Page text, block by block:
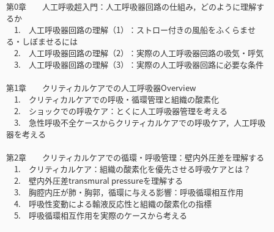
第0章 人工呼吸超入門：人工呼吸器回路の仕組み，どのように理解す
るか
1. 人工呼吸器回路の理解（1）：ストロー付きの風船をふくらませ
る・しぼませるには
2. 人工呼吸器回路の理解（2）：実際の人工呼吸器回路の吸気・呼気
3. 人工呼吸器回路の理解（3）：実際の人工呼吸器回路に必要な条件
第1章 クリティカルケアでの人工呼吸器Overview
1. クリティカルケアでの呼吸・循環管理と組織の酸素化
2. ショックでの呼吸ケア：とくに人工呼吸器管理を考える
3. 急性呼吸不全ケースからクリティカルケアでの呼吸ケア，人工呼吸
器を考える
第2章 クリティカルケアでの循環・呼吸管理：壁内外圧差を理解する
1. クリティカルケア：組織の酸素化を優先させる呼吸ケアとは？
2. 壁内外圧差transmural pressureを理解する
3. 胸腔内圧が肺・胸郭，循環に与える影響：呼吸循環相互作用
4. 呼吸性変動による輸液反応性と組織の酸素化の指標
5. 呼吸循環相互作用を実際のケースから考える